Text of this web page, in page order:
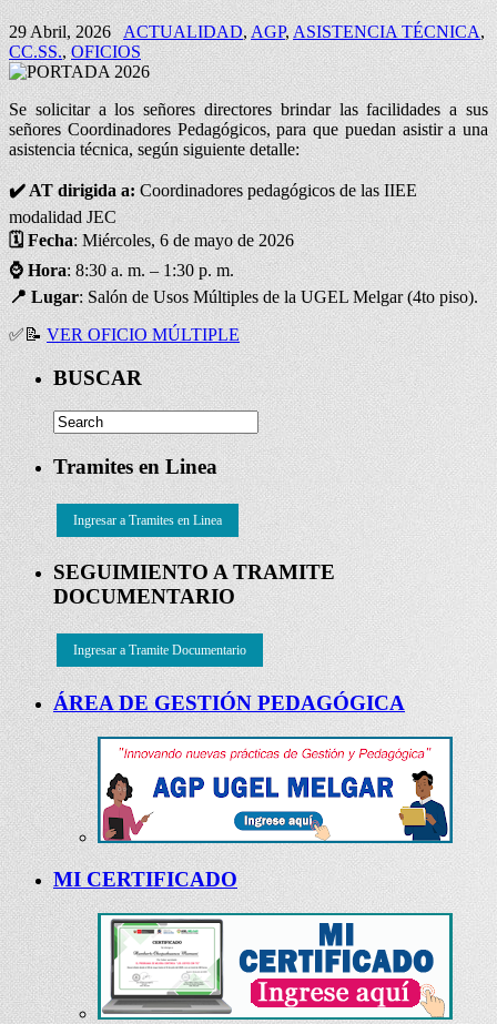
29 Abril, 2026 ACTUALIDAD, AGP,ASISTENCIA TÉCNICA,
CC.SS.,OFICIOS
Se solicitar a los señores directores brindar las facilidades a sus
señores Coordinadores Pedagógicos, para que puedan asistir a una
asistencia técnica, según siguiente detalle:
✔️ AT dirigida a: Coordinadores pedagógicos de las IIEE
modalidad JEC
🗓️Fecha: Miércoles, 6 de mayo de 2026
⌚Hora: 8:30 a. m. – 1:30 p. m.
📍 Lugar: Salón de Usos Múltiples de la UGEL Melgar (4to piso).
✅ 📝 VER OFICIO MÚLTIPLE
BUSCAR
Tramites en Linea
Ingresar a Tramites en Linea
SEGUIMIENTO A TRAMITE
DOCUMENTARIO
Ingresar a Tramite Documentario
ÁREA DE GESTIÓN PEDAGÓGICA
MI CERTIFICADO